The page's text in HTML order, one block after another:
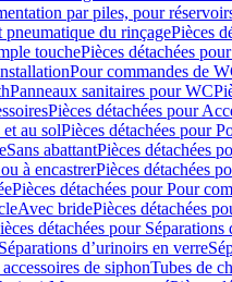
par piles, pour
pneumatique du rinçagePièces
touchePièces détachées
Pour commandes de
Panneaux sanitaires pour WC
Pièces détachées pour
au solPièces détachées pour
Sans abattantPièces détachées
à encastrerPièces détachées
Pièces détachées pour Pour
Avec bridePièces détachées
détachées pour Séparations
d’urinoirs en verre
de siphonTubes de